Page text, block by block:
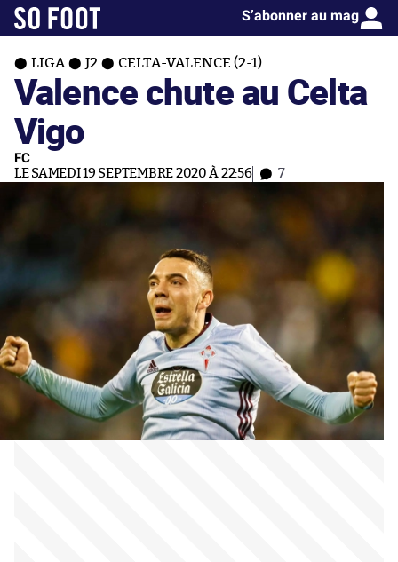
S’abonner au mag
LIGA J2 CELTA-VALENCE (2-1)
Valence chute au Celta
Vigo
FC
LE SAMEDI 19 SEPTEMBRE 2020 À 22:56 7